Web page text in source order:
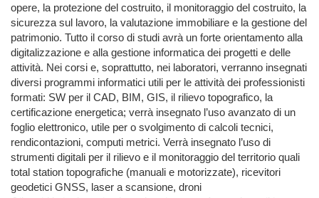
opere, la protezione del costruito, il monitoraggio del costruito, la
sicurezza sul lavoro, la valutazione immobiliare e la gestione del
patrimonio. Tutto il corso di studi avrà un forte orientamento alla
digitalizzazione e alla gestione informatica dei progetti e delle
attività. Nei corsi e, soprattutto, nei laboratori, verranno insegnati
diversi programmi informatici utili per le attività dei professionisti
formati: SW per il CAD, BIM, GIS, il rilievo topografico, la
certificazione energetica; verrà insegnato l’uso avanzato di un
foglio elettronico, utile per o svolgimento di calcoli tecnici,
rendicontazioni, computi metrici. Verrà insegnato l’uso di
strumenti digitali per il rilievo e il monitoraggio del territorio quali
total station topografiche (manuali e motorizzate), ricevitori
geodetici GNSS, laser a scansione, droni